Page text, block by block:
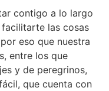
contigo a lo largo
las cosas
eso que nuestra
entre los que
y de peregrinos,
que cuenta con